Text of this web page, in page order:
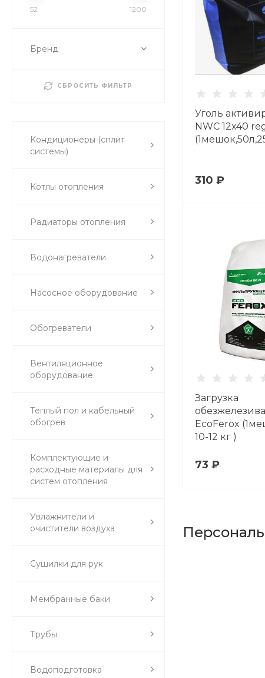
52 1200
Бренд
СБРОСИТЬ ФИЛЬТР
Кондиционеры (сплит
системы)
Котлы отопления
Радиаторы отопления
Водонагреватели
Насосное оборудование
Обогреватели
Вентиляционное
оборудование
Теплый пол и кабельный
обогрев
Комплектующие и
расходные материалы для
систем отопления
Увлажнители и
очистители воздуха
Сушилки для рук
Мембранные баки
Трубы
Водоподготовка
Уголь
NWC 12x40
310 ₽
Загрузка
EcoFerox
10-12 кг )
73 ₽